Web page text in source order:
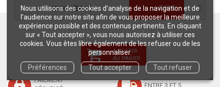
Nous utilisons des cookies d’analyse de la navigation et de
l’audience sur notre site afin de vous proposer la meilleure
expérience possible et des contenus pertinents. En cliquant
sur « Tout accepter », vous nous autorisez à utiliser ces
cookies. Vous êtes libre également de les refuser ou de les
personnaliser.
Préférences
Tout accepter Tout refuser
EBOOK [EPUB] 0,00 €
AJOUTER
AU PANIER
GARANTIES
QUAE
* EN FRANCE MÉTROPOLITAINE
PAIEMENT
ENTRE 3 ET 5